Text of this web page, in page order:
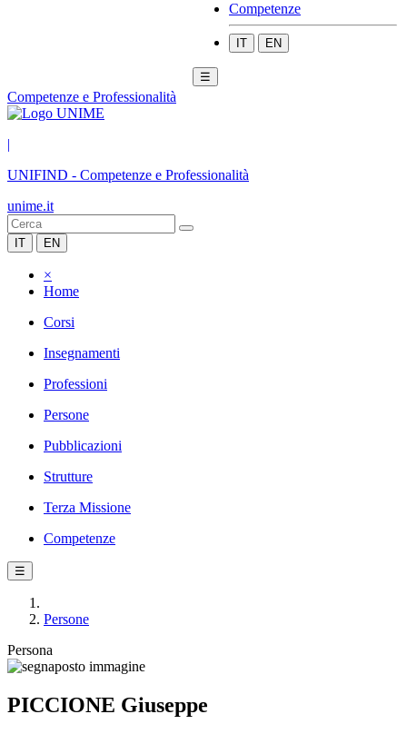
Competenze
IT EN
☰
Competenze e Professionalità
|
UNIFIND - Competenze e Professionalità
unime.it
IT EN
×
Home
Corsi
Insegnamenti
Professioni
Persone
Pubblicazioni
Strutture
Terza Missione
Competenze
☰
Persone
Persona
PICCIONE Giuseppe